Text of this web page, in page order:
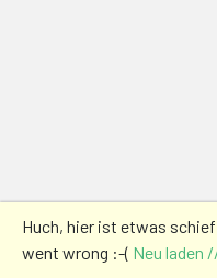
Huch, hier ist etwas
went wrong :-( Neu laden